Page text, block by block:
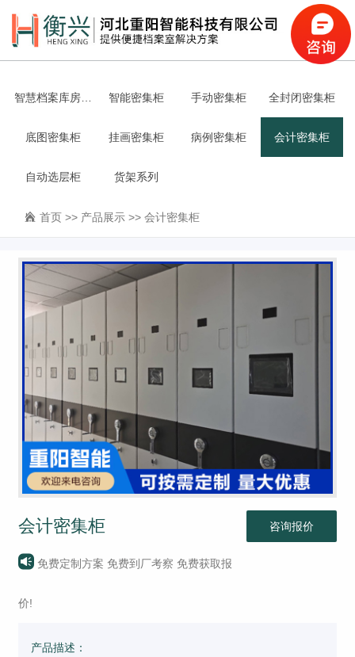
智慧档案库房一
体化
智能密集柜 手动密集柜 全封闭密集柜
底图密集柜 挂画密集柜 病例密集柜 会计密集柜
自动选层柜 货架系列
首页 >> 产品展示 >> 会计密集柜
会计密集柜
免费定制方案 免费到厂考察 免费获取报
价!
咨询报价
产品描述：